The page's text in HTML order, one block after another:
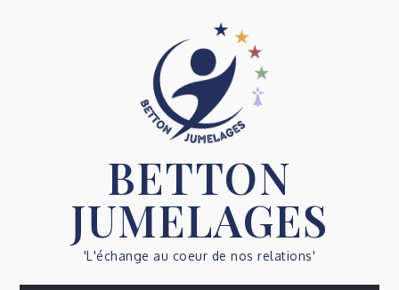
BETTON
JUMELAGES
'L'échange au coeur de nos relations'